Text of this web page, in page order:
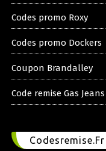
Codes promo Roxy
Codes promo Dockers
Coupon Brandalley
Code remise Gas Jeans
Codesremise.Fr